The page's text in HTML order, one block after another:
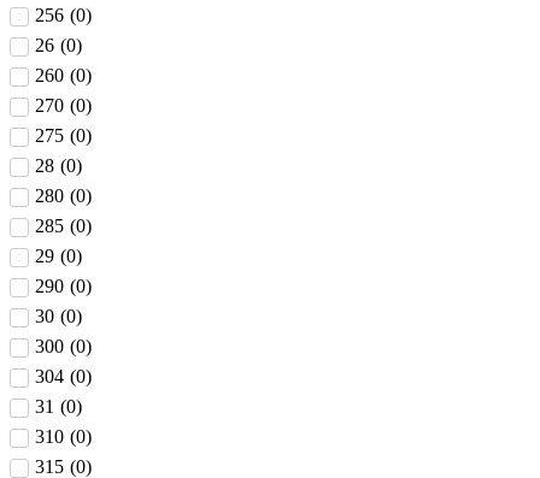
256 (0)
26 (0)
260 (0)
270 (0)
275 (0)
28 (0)
280 (0)
285 (0)
29 (0)
290 (0)
30 (0)
300 (0)
304 (0)
31 (0)
310 (0)
315 (0)